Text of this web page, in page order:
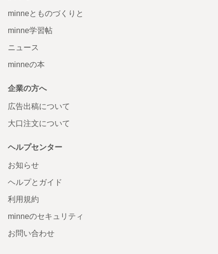
minneとものづくりと
minne学習帖
ニュース
minneの本
企業の方へ
広告出稿について
大口注文について
ヘルプセンター
お知らせ
ヘルプとガイド
利用規約
minneのセキュリティ
お問い合わせ